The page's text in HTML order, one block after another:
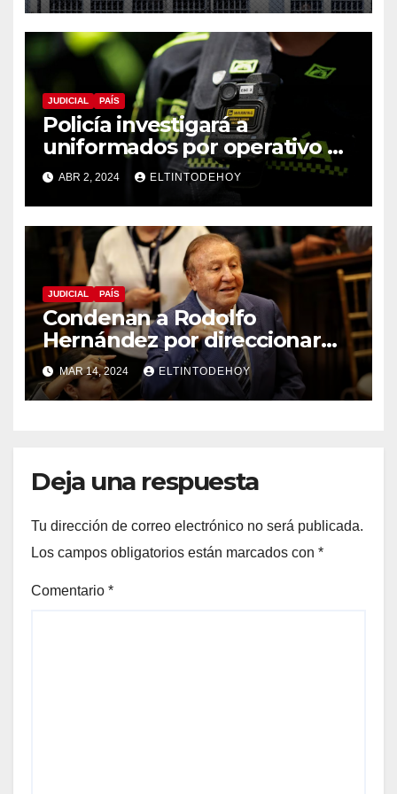
JUDICIAL PAÍS
Policía investigará a
uniformados por operativo en
caso de extranjero con
menores en Medellín
ABR 2, 2024 ELTINTODEHOY
JUDICIAL PAÍS
Condenan a Rodolfo
Hernández por direccionar
millonario contrato a cambio
de coima que le darían a su
hijo
MAR 14, 2024 ELTINTODEHOY
Deja una respuesta
Tu dirección de correo electrónico no será publicada.
Los campos obligatorios están marcados con *
Comentario *